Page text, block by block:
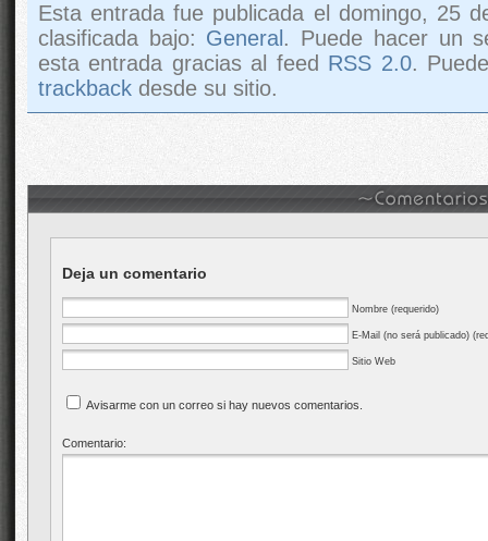
Esta entrada fue publicada el domingo, 25
clasificada bajo: General . Puede hacer un
esta entrada gracias al feed RSS 2.0.
trackback desde su sitio.
Deja un comentario
Nombre (requerido)
E-Mail (no será publicado)
Sitio Web
Avisarme con un correo si hay nuevos comentarios.
Comentario: